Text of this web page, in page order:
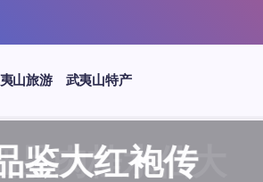
山旅游 武夷山特产
肉桂水仙大
鉴大红袍传
鉴武夷水仙
鉴武夷肉桂
经典岩茶对
鉴肉桂水仙
肉桂水仙大
鉴大红袍传
武夷水仙
武夷肉桂
典岩茶对
肉桂水仙
桂水仙大
大红袍传
武夷水仙
武夷肉桂
典岩茶对
肉桂水仙